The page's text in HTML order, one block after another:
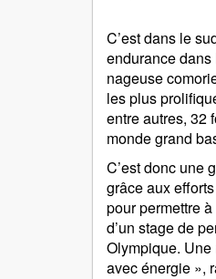
C’est dans le
endurance
nageuse
les plus
entre autres, 32
monde grand
C’est donc une
grâce aux
pour permettre
d’un stage de
Olympique.
avec énergie »,